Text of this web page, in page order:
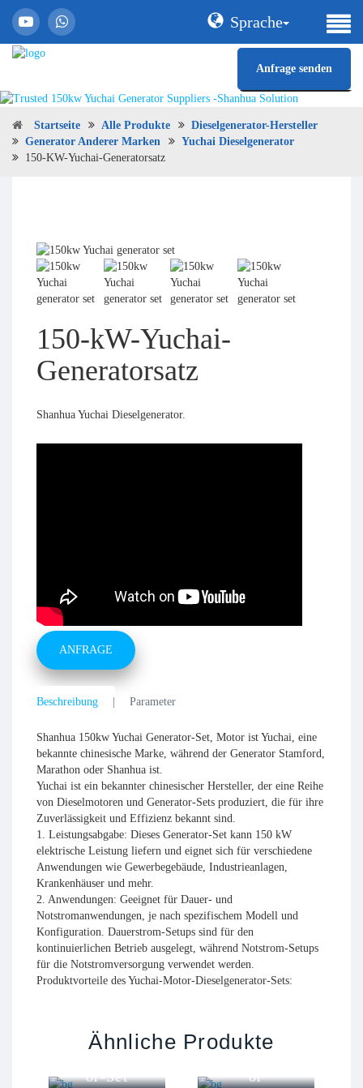
Sprache
Anfrage senden
Startseite Alle Produkte
Dieselgenerator-Hersteller
Generator Anderer Marken
Yuchai Dieselgenerator
150-KW-Yuchai-Generatorsatz
150-kW-Yuchai-
Generatorsatz
Shanhua Yuchai Dieselgenerator.
ANFRAGE
Beschreibung Parameter
Shanhua 150kw Yuchai Generator-Set, Motor ist Yuchai, eine
bekannte chinesische Marke, während der Generator Stamford,
Marathon oder Shanhua ist.
Yuchai ist ein bekannter chinesischer Hersteller, der eine Reihe
von Dieselmotoren und Generator-Sets produziert, die für ihre
Zuverlässigkeit und Effizienz bekannt sind.
1. Leistungsabgabe: Dieses Generator-Set kann 150 kW
elektrische Leistung liefern und eignet sich für verschiedene
Anwendungen wie Gewerbegebäude, Industrieanlagen,
Krankenhäuser und mehr.
2. Anwendungen: Geeignet für Dauer- und
Notstromanwendungen, je nach spezifischem Modell und
Konfiguration. Dauerstrom-Setups sind für den
kontinuierlichen Betrieb ausgelegt, während Notstrom-Setups
für die Notstromversorgung verwendet werden.
Produktvorteile des Yuchai-Motor-Dieselgenerator-Sets:
2. Geringe Vibration, niedriger Geräuschpegel und hohe
Zuverlässigkeit.
Umweltschutzanforderungen.
Ähnliche Produkte
Perkins
or-Set
Perkins
or